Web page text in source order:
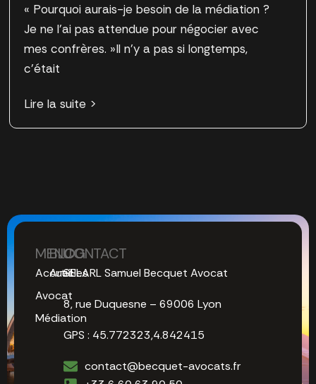
« Pourquoi aurais-je besoin de la médiation ?
Je ne l’ai pas attendue pour négocier avec
mes confrères. »Il n’y a pas si longtemps,
c’était
Lire la suite >
MENU
Accueil
Avocat
Médiation
BLOG
Articles
CONTACT
SELARL Samuel Becquet Avocat
8, rue Duquesne – 69006 Lyon
GPS : 45.772323,4.842415
contact@becquet-avocats.fr